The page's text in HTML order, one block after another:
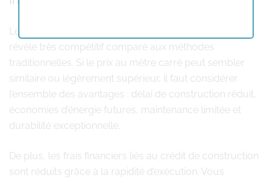
Le coût d’une construction à ossature bois Tintigny se
révèle très compétitif comparé aux méthodes
traditionnelles. Si le prix au mètre carré peut sembler
similaire ou légèrement supérieur, il faut considérer
l’ensemble des avantages : délai de construction réduit,
économies d’énergie futures, maintenance limitée et
durabilité exceptionnelle.
De plus, les frais financiers liés au crédit de construction
sont réduits grâce à la rapidité d’exécution. Vous